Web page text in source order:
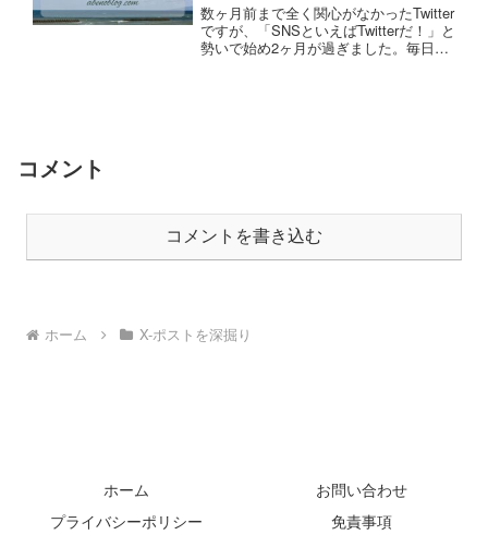
数ヶ月前まで全く関心がなかったTwitter
ですが、「SNSといえばTwitterだ！」と
勢いで始め2ヶ月が過ぎました。毎日皆
コメント
コメントを書き込む
ホーム X-ポストを深掘り
ホーム
お問い合わせ
プライバシーポリシー
免責事項